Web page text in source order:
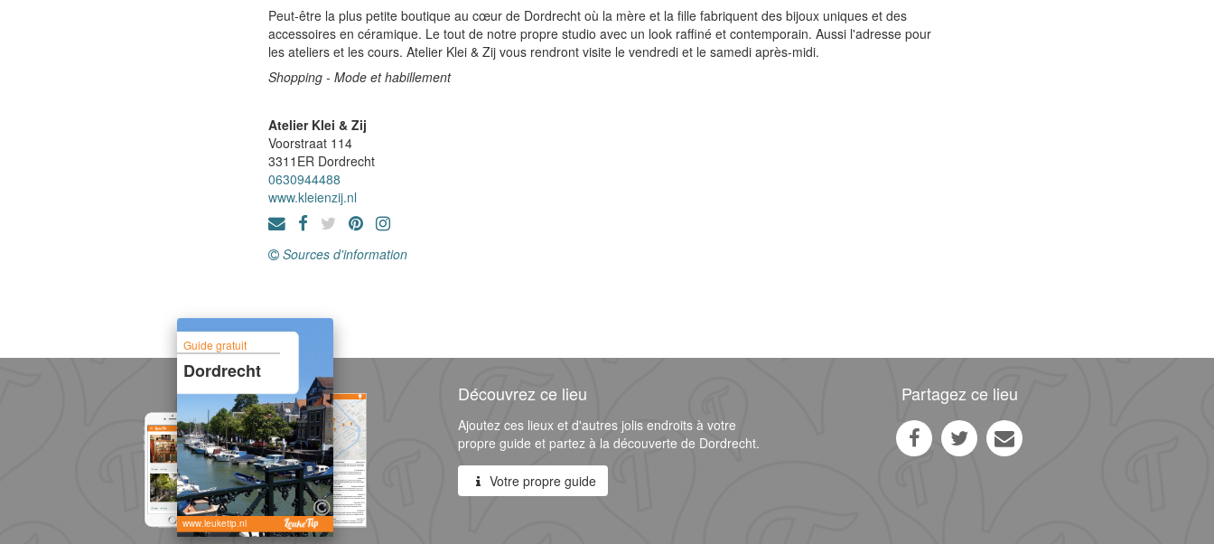
Peut-être la plus petite boutique au cœur de Dordrecht où la mère et la fille fabriquent des bijoux uniques et des
accessoires en céramique. Le tout de notre propre studio avec un look raffiné et contemporain. Aussi l'adresse pour
les ateliers et les cours. Atelier Klei & Zij vous rendront visite le vendredi et le samedi après-midi.
Shopping - Mode et habillement
Atelier Klei & Zij
Voorstraat 114
3311ER Dordrecht
0630944488
www.kleienzij.nl
Sources d'information
Guide gratuit
Dordrecht
www.leuketip.nl
Découvrez ce lieu
Ajoutez ces lieux et d'autres jolis endroits à votre
propre guide et partez à la découverte de Dordrecht.
Votre propre guide
Partagez ce lieu